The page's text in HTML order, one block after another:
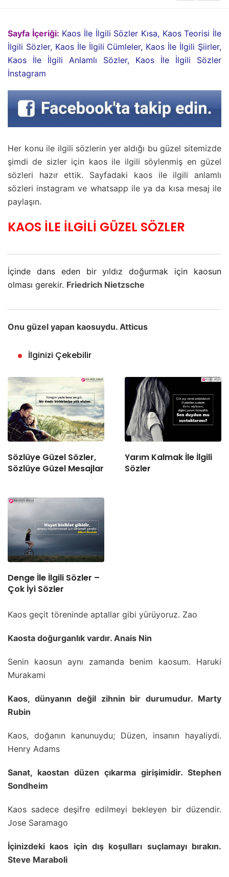
Sayfa İçeriği: Kaos İle İlgili Sözler Kısa, Kaos Teorisi İle
İlgili Sözler, Kaos İle İlgili Cümleler, Kaos İle İlgili Şiirler,
Kaos İle İlgili Anlamlı Sözler, Kaos İle İlgili Sözler
İnstagram
Her konu ile ilgili sözlerin yer aldığı bu güzel sitemizde
şimdi de sizler için kaos ile ilgili söylenmiş en güzel
sözleri hazır ettik. Sayfadaki kaos ile ilgili anlamlı
sözleri instagram ve whatsapp ile ya da kısa mesaj ile
paylaşın.
KAOS İLE İLGİLİ GÜZEL SÖZLER
İçinde dans eden bir yıldız doğurmak için kaosun
olması gerekir. Friedrich Nietzsche
Onu güzel yapan kaosuydu. Atticus
İlginizi Çekebilir
Sözlüye Güzel Sözler,
Sözlüye Güzel Mesajlar
Yarım Kalmak İle İlgili
Sözler
Denge İle İlgili Sözler –
Çok İyi Sözler
Kaos geçit töreninde aptallar gibi yürüyoruz. Zao
Kaosta doğurganlık vardır. Anais Nin
Senin kaosun aynı zamanda benim kaosum. Haruki
Murakami
Kaos, dünyanın değil zihnin bir durumudur. Marty
Rubin
Kaos, doğanın kanunuydu; Düzen, insanın hayaliydi.
Henry Adams
Sanat, kaostan düzen çıkarma girişimidir. Stephen
Sondheim
Kaos sadece deşifre edilmeyi bekleyen bir düzendir.
Jose Saramago
İçinizdeki kaos için dış koşulları suçlamayı bırakın.
Steve Maraboli